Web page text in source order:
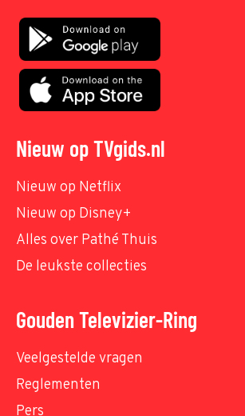
Nieuw op TVgids.nl
Nieuw op Netflix
Nieuw op Disney+
Alles over Pathé Thuis
De leukste collecties
Gouden Televizier-Ring
Veelgestelde vragen
Reglementen
Pers